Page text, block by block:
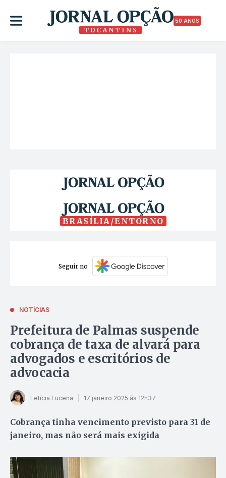
50 ANOS
BRASÍLIA/ENTORNO
Seguir no
NOTÍCIAS
Prefeitura de Palmas suspende
cobrança de taxa de alvará para
advogados e escritórios de
advocacia
Letícia Lucena 17 janeiro 2025 às 12h37
Cobrança tinha vencimento previsto para 31 de
janeiro, mas não será mais exigida